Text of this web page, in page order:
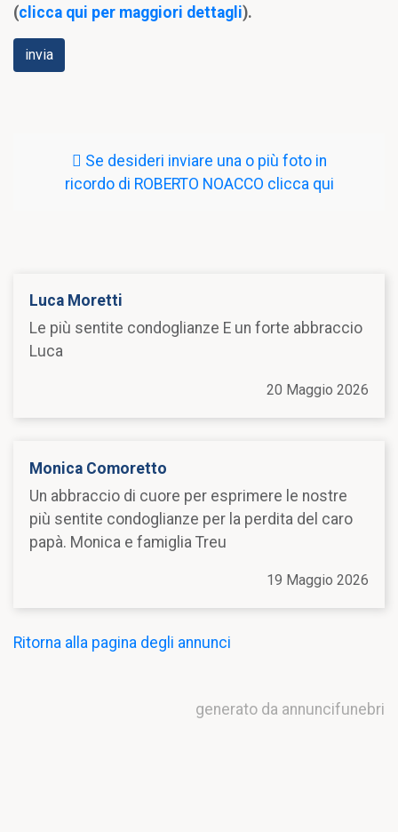
(clicca qui per maggiori dettagli).
Se desideri inviare una o più foto in
ricordo di ROBERTO NOACCO clicca qui
Luca Moretti
Le più sentite condoglianze E un forte abbraccio
Luca
20 Maggio 2026
Monica Comoretto
Un abbraccio di cuore per esprimere le nostre
più sentite condoglianze per la perdita del caro
papà. Monica e famiglia Treu
19 Maggio 2026
Ritorna alla pagina degli annunci
generato da annuncifunebri